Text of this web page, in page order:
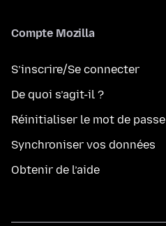
Compte Mozilla
S’inscrire/Se connecter
De quoi s’agit-il ?
Réinitialiser le mot de passe
Synchroniser vos données
Obtenir de l’aide